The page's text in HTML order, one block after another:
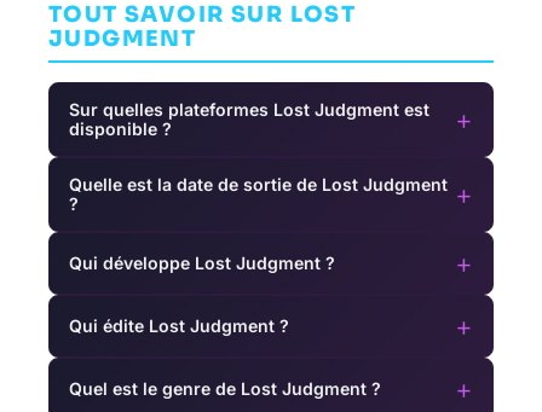
TOUT SAVOIR SUR LOST
JUDGMENT
Sur quelles plateformes Lost Judgment est
disponible ?
+
Quelle est la date de sortie de Lost Judgment
?
+
Qui développe Lost Judgment ? +
Qui édite Lost Judgment ? +
Quel est le genre de Lost Judgment ? +